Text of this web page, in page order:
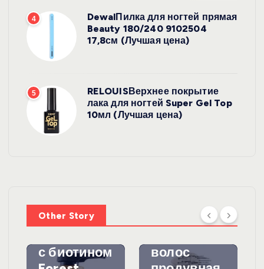
4
DewalПилка для ногтей прямая
Beauty 180/240 9102504
17,8см (Лучшая цена)
5
RELOUISВерхнее покрытие
лака для ногтей Super Gel Top
10мл (Лучшая цена)
Other Story
волос
против
с биотином
DewalЩетк
волос